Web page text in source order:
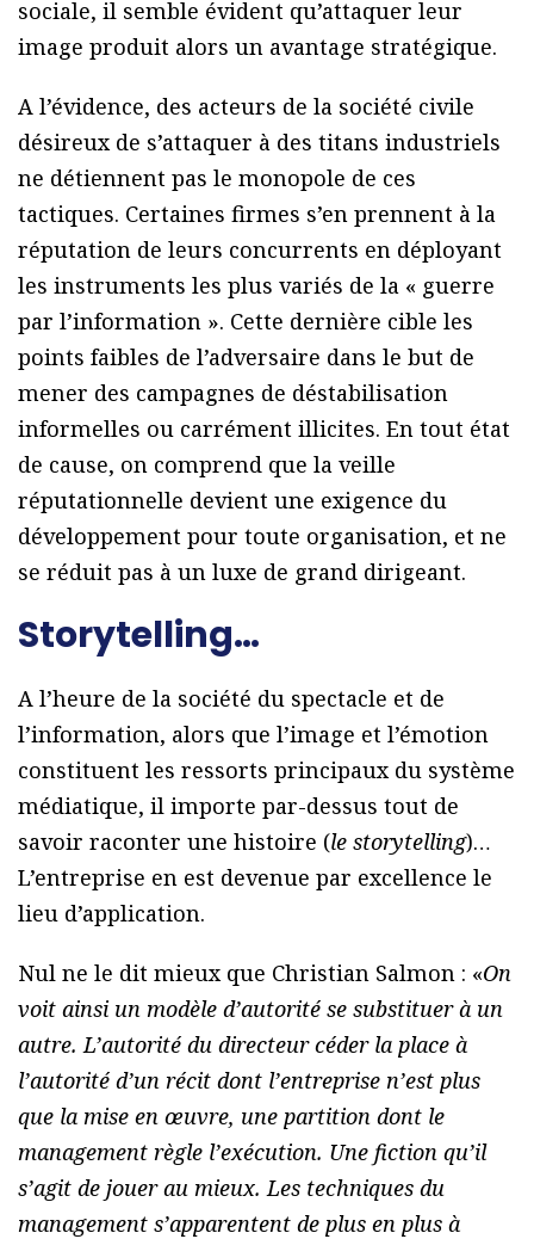
sociale, il semble évident qu’attaquer leur
image produit alors un avantage stratégique.
A l’évidence, des acteurs de la société civile
désireux de s’attaquer à des titans industriels
ne détiennent pas le monopole de ces
tactiques. Certaines firmes s’en prennent à la
réputation de leurs concurrents en déployant
les instruments les plus variés de la « guerre
par l’information ». Cette dernière cible les
points faibles de l’adversaire dans le but de
mener des campagnes de déstabilisation
informelles ou carrément illicites. En tout état
de cause, on comprend que la veille
réputationnelle devient une exigence du
développement pour toute organisation, et ne
se réduit pas à un luxe de grand dirigeant.
Storytelling…
A l’heure de la société du spectacle et de
l’information, alors que l’image et l’émotion
constituent les ressorts principaux du système
médiatique, il importe par-dessus tout de
savoir raconter une histoire (le storytelling)…
L’entreprise en est devenue par excellence le
lieu d’application.
Nul ne le dit mieux que Christian Salmon : «On
voit ainsi un modèle d’autorité se substituer à un
autre. L’autorité du directeur céder la place à
l’autorité d’un récit dont l’entreprise n’est plus
que la mise en œuvre, une partition dont le
management règle l’exécution. Une fiction qu’il
s’agit de jouer au mieux. Les techniques du
management s’apparentent de plus en plus à